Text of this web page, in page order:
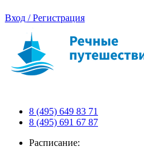
Вход / Регистрация
8 (495) 649 83 71
8 (495) 691 67 87
Расписание: